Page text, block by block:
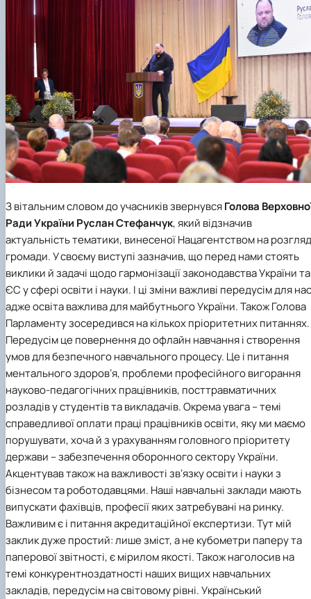
З вітальним словом до учасників звернувсяГолова
Ради України Руслан Стефанчук, який відзначив
актуальність тематики, винесеної Нацагентством на розгляд
громади. У своєму виступі зазначив, що перед нами стоять
виклики й задачі щодо гармонізації законодавства України та
ЄС у сфері освіти і науки. І ці зміни важливі передусім для
адже освіта важлива для майбутнього України. Також Голова
Парламенту зосередився на кількох пріоритетних питаннях.
Передусім це повернення до офлайн навчання і створення
умов для безпечного навчального процесу. Це і питання
ментального здоровʼя, проблеми професійного вигорання
науково-педагогічних працівників, посттравматичних
розладів у студентів та викладачів. Окрема увага – темі
справедливої оплати праці працівників освіти, яку ми маємо
порушувати, хоча й з урахуванням головного пріоритету
держави – забезпечення оборонного сектору України.
Акцентував також на важливості звʼязку освіти і науки з
бізнесом та роботодавцями. Наші навчальні заклади мають
випускати фахівців, професії яких затребувані на ринку.
Важливим є і питання акредитаційної експертизи. Тут мій
заклик дуже простий: лише зміст, а не кубометри паперу та
паперової звітності, є мірилом якості. Також наголосив на
темі конкурентноздатності наших вищих навчальних
закладів, передусім на світовому рівні. Український